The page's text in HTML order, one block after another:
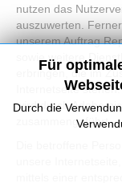
nutzen das
auszuwerten.
unserem Auftrag
sowie weitere
erbringen, die im
Internetseite
wird durch Adobe
zusammengeführt.
Die betroffene
unsere
Für
Durch die